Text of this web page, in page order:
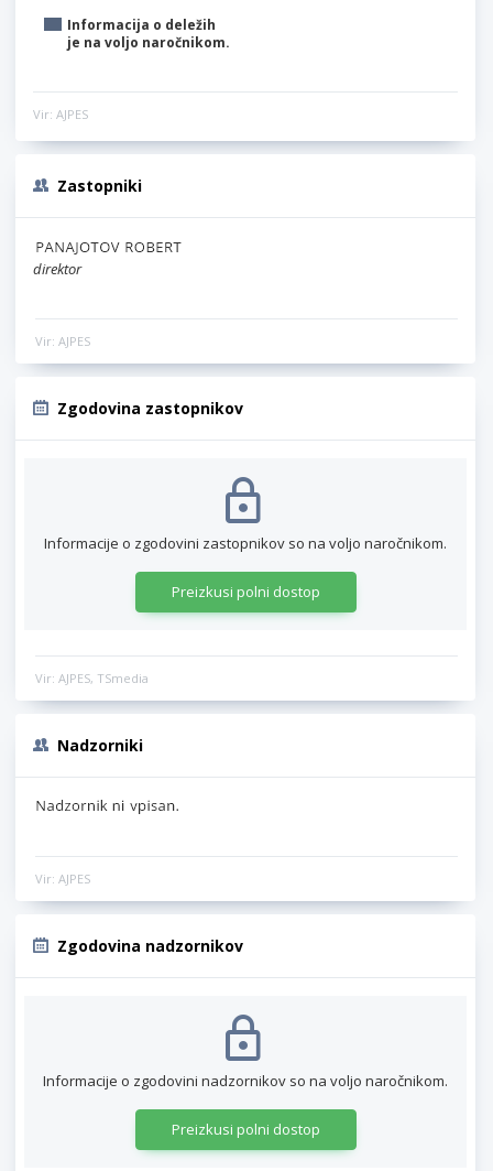
Informacija o deležih
je na voljo naročnikom.
Vir: AJPES
Zastopniki
direktor
Vir: AJPES
Zgodovina zastopnikov
Informacije o zgodovini zastopnikov so na voljo naročnikom.
Preizkusi polni dostop
Vir: AJPES, TSmedia
Nadzorniki
Vir: AJPES
Zgodovina nadzornikov
Informacije o zgodovini nadzornikov so na voljo naročnikom.
Preizkusi polni dostop